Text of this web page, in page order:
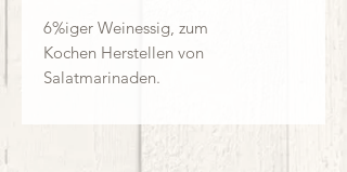
6%iger Weinessig, zum
Kochen Herstellen von
Salatmarinaden.